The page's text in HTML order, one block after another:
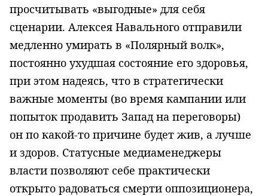
просчитывать «выгодные» для себя
сценарии. Алексея Навального отправили
медленно умирать в «Полярный волк»,
постоянно ухудшая состояние его здоровья,
при этом надеясь, что в стратегически
важные моменты (во время кампании или
попыток продавить Запад на переговоры)
он по какой-то причине будет жив, а лучше
и здоров. Статусные медиаменеджеры
власти позволяют себе практически
открыто радоваться смерти оппозиционера,